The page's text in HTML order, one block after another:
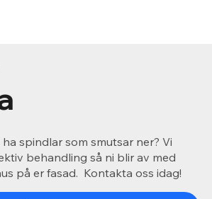
spindlar som smutsar ner? Vi
behandling så ni blir av med
på er fasad. Kontakta oss idag!